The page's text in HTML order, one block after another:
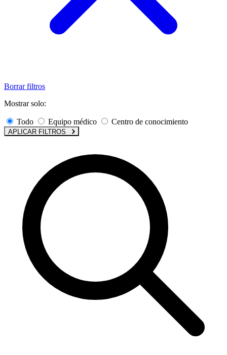
Borrar filtros
Mostrar solo:
Todo Equipo médico Centro de conocimiento
APLICAR FILTROS